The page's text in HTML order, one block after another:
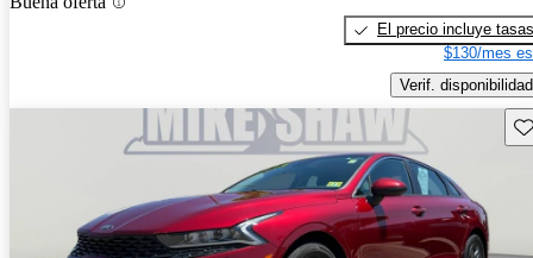
El precio incluye tasas
$130/mes
Verif. disponibilidad